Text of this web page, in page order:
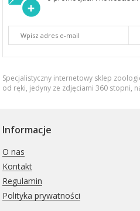
Specjalistyczny internetowy sklep
od ręki, jedyny ze zdjęciami 360 stopni,
Informacje
O nas
Kontakt
Regulamin
Polityka prywatności